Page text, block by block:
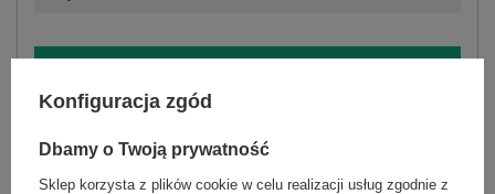
Konfiguracja zgód
Dbamy o Twoją prywatność
Sklep korzysta z plików cookie w celu realizacji usług zgodnie z